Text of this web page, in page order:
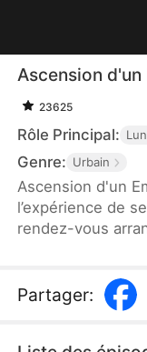
Ascension
23625
Rôle Principal:
Genre: Urbain
Ascension d'un
l’expérience de
rendez-vous
mariage arrangé
grâce à son
Partager: